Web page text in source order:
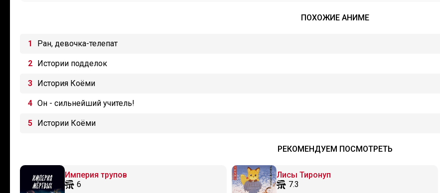
ПОХОЖИЕ АНИМЕ
Ран, девочка-телепат
Истории подделок
История Коёми
Он - сильнейший учитель!
Истории Коёми
РЕКОМЕНДУЕМ ПОСМОТРЕТЬ
Империя трупов
6
Лисы Тиронуп
7.3